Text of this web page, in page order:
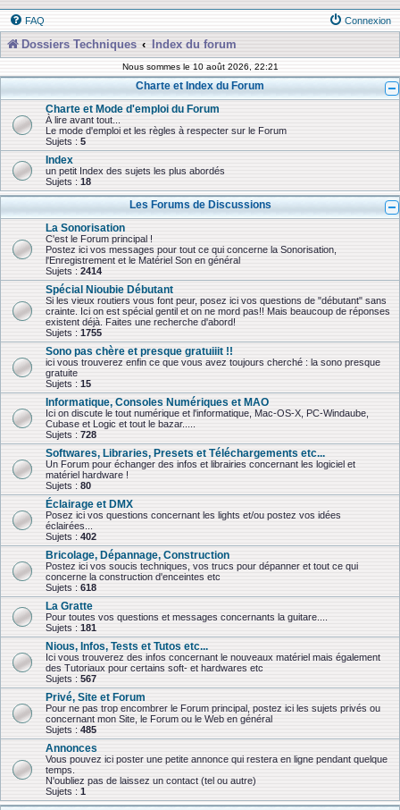
FAQ Connexion
Dossiers Techniques Index du forum
Nous sommes le 10 août 2026, 22:21
Charte et Index du Forum
Charte et Mode d'emploi du Forum
À lire avant tout...
Le mode d'emploi et les règles à respecter sur le Forum
Sujets : 5
Index
un petit Index des sujets les plus abordés
Sujets : 18
Les Forums de Discussions
La Sonorisation
C'est le Forum principal !
Postez ici vos messages pour tout ce qui concerne la Sonorisation,
l'Enregistrement et le Matériel Son en général
Sujets : 2414
Spécial Nioubie Débutant
Si les vieux routiers vous font peur, posez ici vos questions de "débutant" sans
crainte. Ici on est spécial gentil et on ne mord pas!! Mais beaucoup de réponses
existent déjà. Faites une recherche d'abord!
Sujets : 1755
Sono pas chère et presque gratuiiit !!
ici vous trouverez enfin ce que vous avez toujours cherché : la sono presque
gratuite
Sujets : 15
Informatique, Consoles Numériques et MAO
Ici on discute le tout numérique et l'informatique, Mac-OS-X, PC-Windaube,
Cubase et Logic et tout le bazar.....
Sujets : 728
Softwares, Libraries, Presets et Téléchargements etc...
Un Forum pour échanger des infos et librairies concernant les logiciel et
matériel hardware !
Sujets : 80
Éclairage et DMX
Posez ici vos questions concernant les lights et/ou postez vos idées
éclairées...
Sujets : 402
Bricolage, Dépannage, Construction
Postez ici vos soucis techniques, vos trucs pour dépanner et tout ce qui
concerne la construction d'enceintes etc
Sujets : 618
La Gratte
Pour toutes vos questions et messages concernants la guitare....
Sujets : 181
Nious, Infos, Tests et Tutos etc...
Ici vous trouverez des infos concernant le nouveaux matériel mais également
des Tutoriaux pour certains soft- et hardwares etc
Sujets : 567
Privé, Site et Forum
Pour ne pas trop encombrer le Forum principal, postez ici les sujets privés ou
concernant mon Site, le Forum ou le Web en général
Sujets : 485
Annonces
Vous pouvez ici poster une petite annonce qui restera en ligne pendant quelque
temps.
N'oubliez pas de laissez un contact (tel ou autre)
Sujets : 1